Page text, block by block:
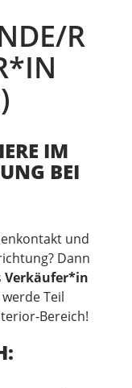
R
IM
BEI
und
Dann
Verkäufer*in
Teil
Bereich!